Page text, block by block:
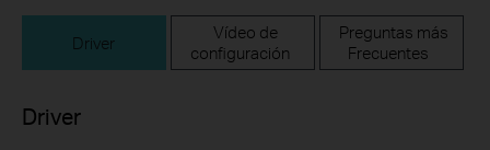
Driver
Vídeo de
configuración
Preguntas más
Frecuentes
Driver